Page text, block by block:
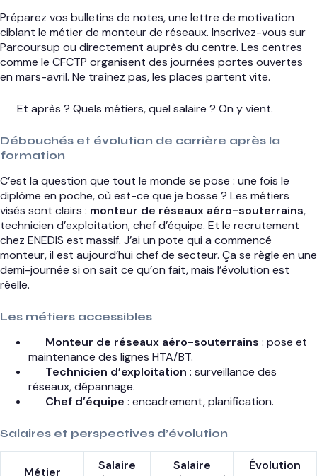
Préparez vos bulletins de notes, une lettre de motivation
ciblant le métier de monteur de réseaux. Inscrivez-vous sur
Parcoursup ou directement auprès du centre. Les centres
comme le CFCTP organisent des journées portes ouvertes
en mars-avril. Ne traînez pas, les places partent vite.
Et après ? Quels métiers, quel salaire ? On y vient.
Débouchés et évolution de carrière après la
formation
C’est la question que tout le monde se pose : une fois le
diplôme en poche, où est-ce que je bosse ? Les métiers
visés sont clairs : monteur de réseaux aéro-souterrains,
technicien d’exploitation, chef d’équipe. Et le recrutement
chez ENEDIS est massif. J’ai un pote qui a commencé
monteur, il est aujourd’hui chef de secteur. Ça se règle en une
demi-journée si on sait ce qu’on fait, mais l’évolution est
réelle.
Les métiers accessibles
Monteur de réseaux aéro-souterrains : pose et
maintenance des lignes HTA/BT.
Technicien d’exploitation : surveillance des
réseaux, dépannage.
Chef d’équipe : encadrement, planification.
Salaires et perspectives d’évolution
Métier
Salaire
Salaire
Évolution